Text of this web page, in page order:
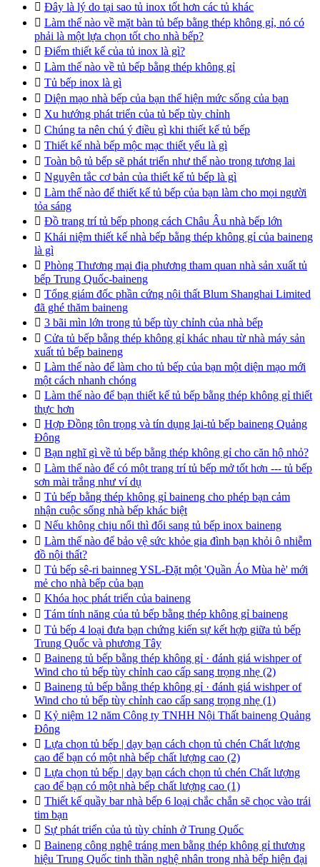
 Đây là lý do tại sao tủ inox tốt hơn các tủ khác
 Làm thế nào về mặt bàn tủ bếp bằng thép không gỉ, nó có
phải là một lựa chọn tốt cho nhà bếp?
 Điểm thiết kế của tủ inox là gì?
 Làm thế nào về tủ bếp bằng thép không gỉ
 Tủ bếp inox là gì
 Diện mạo nhà bếp của bạn thể hiện mức sống của bạn
 Xu hướng phát triển của tủ bếp tùy chỉnh
 Chúng ta nên chú ý điều gì khi thiết kế tủ bếp
 Thiết kế nhà bếp mộc mạc thiết yếu là gì
 Toàn bộ tủ bếp sẽ phát triển như thế nào trong tương lai
 Nguyên tắc cơ bản của thiết kế tủ bếp là gì
 Làm thế nào để thiết kế tủ bếp của bạn làm cho mọi người
tỏa sáng
 Đồ trang trí tủ bếp phong cách Châu Âu nhà bếp lớn
 Khái niệm thiết kế nhà bếp bằng thép không gỉ của baineng
là gì
 Phòng Thương mại địa phương tham quan nhà sản xuất tủ
bếp Trung Quốc-baineng
 Tổng giám đốc phần cứng nội thất Blum Shanghai Limited
đã ghé thăm baineng
 3 bãi mìn lớn trong tủ bếp tùy chỉnh của nhà bếp
 Cửa tủ bếp bằng thép không gỉ khác nhau từ nhà máy sản
xuất tủ bếp baineng
 Làm thế nào để làm cho tủ bếp của bạn một diện mạo mới
một cách nhanh chóng
 Làm thế nào để bạn thiết kế tủ bếp bằng thép không gỉ thiết
thực hơn
 Hợp Đồng tôn trọng và tín dụng lại-tủ bếp baineng Quảng
Đông
 Bạn nghĩ gì về tủ bếp bằng thép không gỉ cho căn hộ nhỏ?
 Làm thế nào để có một trang trí tủ bếp mở tốt hơn --- tủ bếp
sơn mài trắng như ví dụ
 Tủ bếp bằng thép không gỉ baineng cho phép bạn cảm
nhận cuộc sống nhà bếp khác biệt
 Nếu không chịu nổi thì đổi sang tủ bếp inox baineng
 Làm thế nào để bảo vệ sức khỏe gia đình bạn khỏi ô nhiễm
đồ nội thất?
 Tủ bếp sê-ri bainneg YSL-Đặt một 'Quần Áo Mùa hè' mới
mẻ cho nhà bếp của bạn
 Khóa học phát triển của baineng
 Tám tính năng của tủ bếp bằng thép không gỉ baineng
 Tủ bếp 4 loại đưa bạn chứng kiến sự kết hợp giữa tủ bếp
Trung Quốc và phương Tây
 Baineng tủ bếp bằng thép không gỉ · đánh giá wishper of
Wind cho tủ bếp tùy chỉnh cao cấp sang trọng nhẹ (2)
 Baineng tủ bếp bằng thép không gỉ · đánh giá wishper of
Wind cho tủ bếp tùy chỉnh cao cấp sang trọng nhẹ (1)
 Kỷ niệm 12 năm Công ty TNHH Nội Thất baineng Quảng
Đông
 Lựa chọn tủ bếp | dạy bạn cách chọn tủ chén Chất lượng
cao để bạn có một nhà bếp chất lượng cao (2)
 Lựa chọn tủ bếp | dạy bạn cách chọn tủ chén Chất lượng
cao để bạn có một nhà bếp chất lượng cao (1)
 Thiết kế quầy bar nhà bếp 6 loại chắc chắn sẽ chọc vào trái
tim bạn
 Sự phát triển của tủ tùy chỉnh ở Trung Quốc
 Baineng công nghệ tráng men bằng thép không gỉ thương
hiệu Trung Quốc tinh thần nghệ nhân trong nhà bếp hiện đại